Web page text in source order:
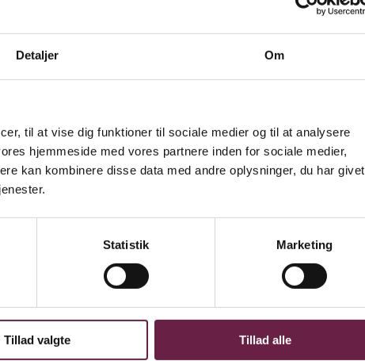
Detaljer Om
til at vise dig funktioner til sociale medier og til at analysere
hjemmeside med vores partnere inden for sociale medier,
kan kombinere disse data med andre oplysninger, du har givet
Statistik Marketing
Tillad valgte Tillad alle